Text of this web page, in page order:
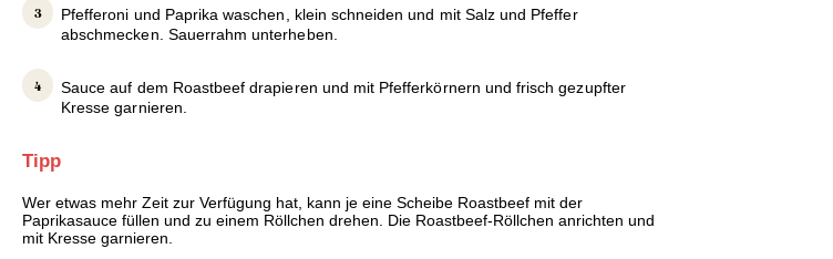
Pfefferoni und Paprika waschen, klein schneiden und mit Salz und Pfeffer
abschmecken. Sauerrahm unterheben.
Sauce auf dem Roastbeef drapieren und mit Pfefferkörnern und frisch gezupfter
Kresse garnieren.
Tipp
Wer etwas mehr Zeit zur Verfügung hat, kann je eine Scheibe Roastbeef mit der
Paprikasauce füllen und zu einem Röllchen drehen. Die Roastbeef-Röllchen anrichten und
mit Kresse garnieren.